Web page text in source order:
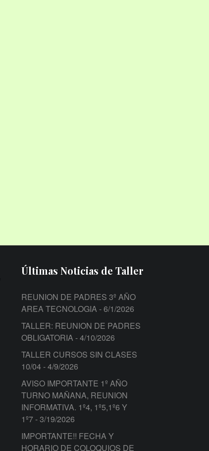
Últimas Noticias de Taller
REUNION DE PADRES 3º AÑO
AREA TECNOLOGIA- 6/1/2026
TALLER: REUNION DE PADRES
OBLIGATORIA- 4/10/2026
TALLER CURSOS SIN CLASES
10/04- 4/9/2026
AVISO IMPORTANTE 1º AÑO
TURNO MAÑANA, REUNION
INFORMATIVA. 1º4, 1º5,1º6 Y
1º7- 3/19/2026
IMPORTANTE!! FECHA Y
HORARIO DE COLOQUIOS DE